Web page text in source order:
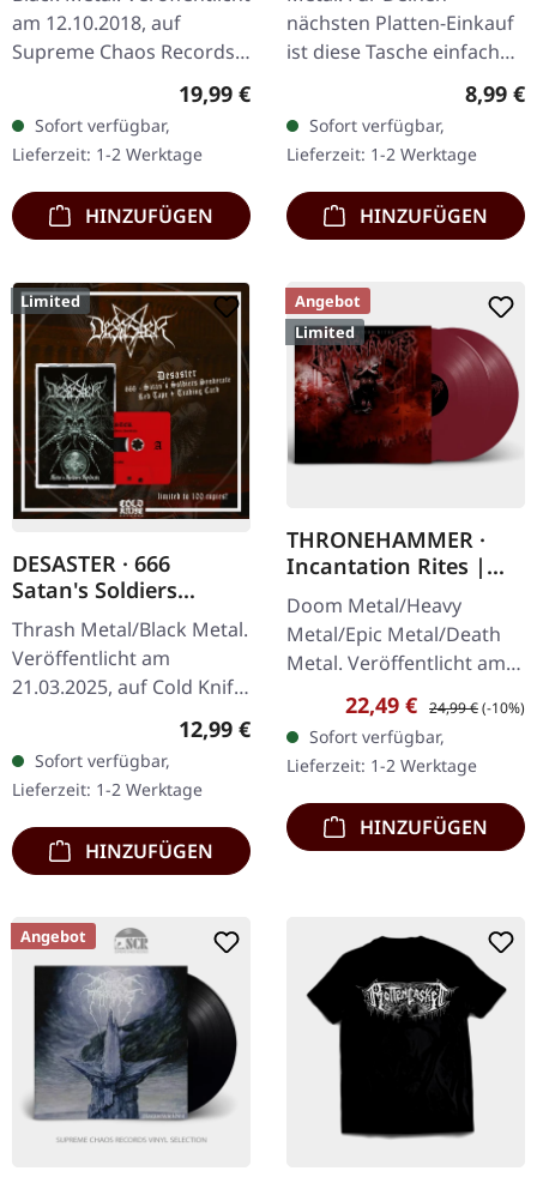
am 12.10.2018, auf
Supreme Chaos Records.
Schwarzes Vinyl limitiert
auf nur 200 Exemplare.
Vinyl-Spezifikationen: ·
180g…
Regulärer Preis:
19,99 €
Sofort verfügbar,
Lieferzeit: 1-2 Werktage
HINZUFÜGEN
nächsten Platten-Einkauf
ist diese Tasche einfach
perfekt. Zweiseitiger
Druck, Größe 38 x 42cm,
lange Henkel. 100%
Baumwolle.
8,99 €
Sofort verfügbar,
Lieferzeit: 1-2 Werktage
HINZUFÜGEN
Limited
DESASTER · 666
Satan's Soldiers
Syndicate | RED TAPE
Thrash Metal/Black Metal.
Veröffentlicht am
21.03.2025, auf Cold Knife
Records. Rote Kassette
mit schwarzem Aufdruck
in klarer Norelco-Box mit
einem…
Regulärer Preis:
12,99 €
Sofort verfügbar,
Lieferzeit: 1-2 Werktage
HINZUFÜGEN
Angebot
Limited
THRONEHAMMER ·
Incantation Rites |
OXBLOOD 2LP
Doom Metal/Heavy
Metal/Epic Metal/Death
Metal. Veröffentlicht am
21.10.2022, auf Supreme
Chaos Records. Blutrotes
Doppel-Vinyl im Gatefold-
Cover mit…
Verkaufspreis:
22,49 € Regulärer Preis:
24,99 €(-10%)
Sofort verfügbar,
Lieferzeit: 1-2 Werktage
HINZUFÜGEN
Angebot